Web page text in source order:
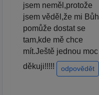
jsem neměl,protože
jsem věděl,že mi Bůh
pomůže dostat se
tam,kde mě chce
mít.Ještě jednou moc
děkuji!!!!!
odpovědět